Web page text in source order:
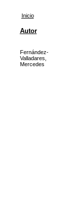
Inicio
Autor
Fernández-
Valladares,
Mercedes